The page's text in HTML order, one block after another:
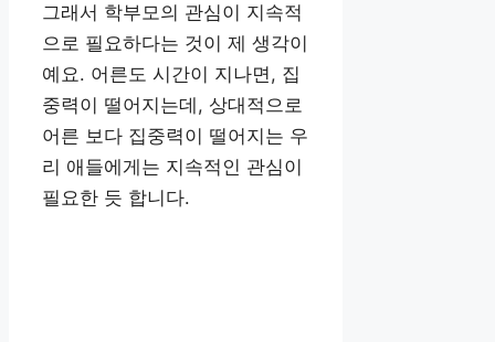
그래서 학부모의 관심이 지속적
으로 필요하다는 것이 제 생각이
예요. 어른도 시간이 지나면, 집
중력이 떨어지는데, 상대적으로
어른 보다 집중력이 떨어지는 우
리 애들에게는 지속적인 관심이
필요한 듯 합니다.